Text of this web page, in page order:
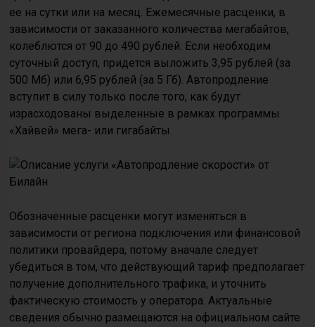
ее на сутки или на месяц. Ежемесячные расценки, в
зависимости от заказанного количества мегабайтов,
колеблются от 90 до 490 рублей. Если необходим
суточный доступ, придется выложить 3,95 рублей (за
500 Мб) или 6,95 рублей (за 5 Гб). Автопродление
вступит в силу только после того, как будут
израсходованы выделенные в рамках программы
«Хайвей» мега- или гигабайты.
Обозначенные расценки могут изменяться в
зависимости от региона подключения или финансовой
политики провайдера, потому вначале следует
убедиться в том, что действующий тариф предполагает
получение дополнительного трафика, и уточнить
фактическую стоимость у оператора. Актуальные
сведения обычно размещаются на официальном сайте